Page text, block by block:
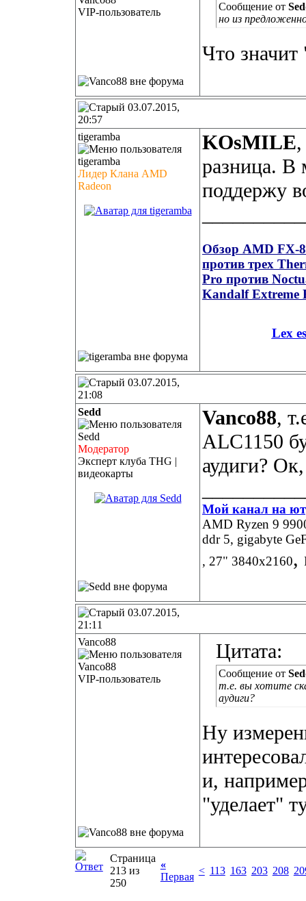
VIP-пользователь Сообщение от
но из
Что значит
03.07.2015,
20:57
tigeramba
Лидер Клана AMD
Radeon
KOsMILE
разница. В
поддержу
Обзор AMD FX-
против трех
Pro против
Kandalf Extreme
Lex
03.07.2015,
21:08
Sedd
Модератор
Эксперт клуба THG |
видеокарты
Vanco88,
ALC1150
аудиги?
Мой канал на
AMD Ryzen 9
ddr 5, gigabyte
, 27" 3840х2160,
03.07.2015,
21:11
Vanco88
VIP-пользователь
Цитата:
Сообщение от
т.е. вы хотите
аудиги?
Ну
и,
"уделает"
Страница
213 из
250
«
Первая
< 113 163 203 208